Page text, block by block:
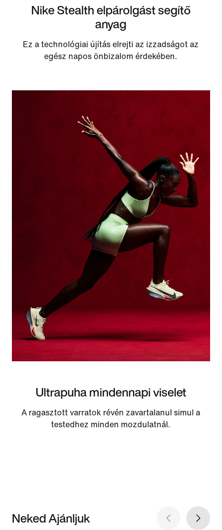
Nike Stealth elpárolgást segítő
anyag
Ez a technológiai újítás elrejti az izzadságot az
egész napos önbizalom érdekében.
Ultrapuha mindennapi viselet
A ragasztott varratok révén zavartalanul simul a
testedhez minden mozdulatnál.
Neked Ajánljuk